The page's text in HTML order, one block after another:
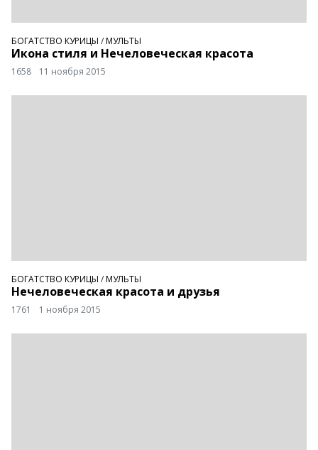
БОГАТСТВО КУРИЦЫ /МУЛЬТЫ
Икона стиля и Нечеловеческая красота
1658 11 ноября 2015
БОГАТСТВО КУРИЦЫ /МУЛЬТЫ
Нечеловеческая красота и друзья
1761 1 ноября 2015